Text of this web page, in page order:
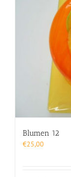
Blumen 12
€25,00